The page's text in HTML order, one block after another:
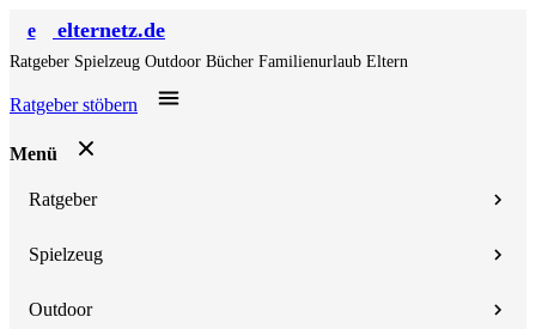
e elternetz.de
Ratgeber Spielzeug Outdoor Bücher Familienurlaub Eltern
Ratgeber stöbern
Menü
Ratgeber
Spielzeug
Outdoor